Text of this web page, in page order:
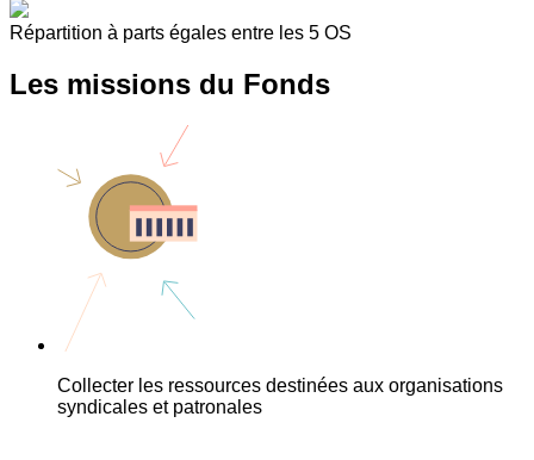
Répartition à parts égales entre les 5 OS
Les missions du Fonds
Collecter les ressources destinées aux organisations
syndicales et patronales